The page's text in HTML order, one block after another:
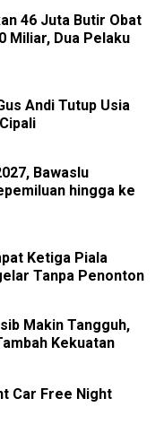
46 Juta Butir Obat
Miliar, Dua Pelaku
Andi Tutup Usia
Bawaslu
hingga ke
Ketiga Piala
Tanpa Penonton
Makin Tangguh,
Kekuatan
Car Free Night